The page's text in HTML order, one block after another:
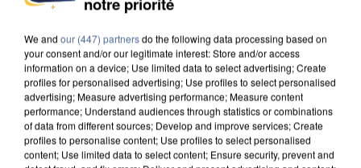
COULÉE DE BOUE EN HAUTE-SAVOIE
We and our (447) partnersdo the following data processing based on
your consent and/or our legitimate interest: Store and/or access
information on a device; Use limited data to select advertising; Create
profiles for personalised advertising; Use profiles to select personalised
advertising; Measure advertising performance; Measure content
performance; Understand audiences through statistics or combinations
of data from different sources; Develop and improve services; Create
profiles to personalise content; Use profiles to select personalised
content; Use limited data to select content; Ensure security, prevent and